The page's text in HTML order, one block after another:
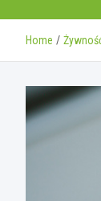
Home